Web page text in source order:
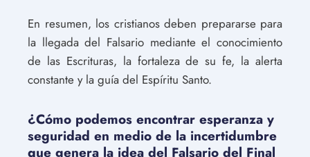
En resumen, los cristianos deben prepararse para
la llegada del Falsario mediante el conocimiento
de las Escrituras, la fortaleza de su fe, la alerta
constante y la guía del Espíritu Santo.
¿Cómo podemos encontrar esperanza y
seguridad en medio de la incertidumbre
que genera la idea del Falsario del Final